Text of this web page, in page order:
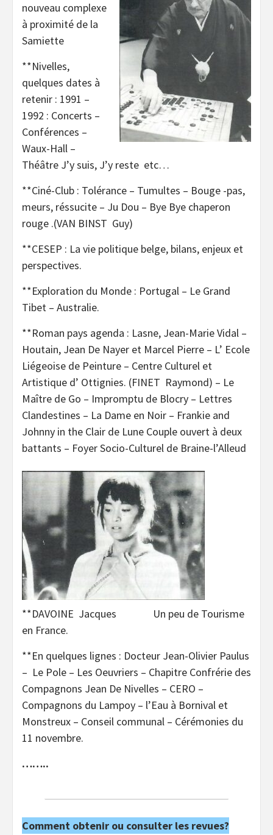
nouveau complexe
à proximité de la
Samiette
**Nivelles,
quelques dates à
retenir : 1991 –
1992 : Concerts –
Conférences –
Waux-Hall –
Théâtre J’y suis, J’y reste etc…
**Ciné-Club : Tolérance – Tumultes – Bouge -pas,
meurs, réssucite – Ju Dou – Bye Bye chaperon
rouge .(VAN BINST Guy)
**CESEP : La vie politique belge, bilans, enjeux et
perspectives.
**Exploration du Monde : Portugal – Le Grand
Tibet – Australie.
**Roman pays agenda : Lasne, Jean-Marie Vidal –
Houtain, Jean De Nayer et Marcel Pierre – L’ Ecole
Liégeoise de Peinture – Centre Culturel et
Artistique d’ Ottignies. (FINET Raymond) – Le
Maître de Go – Impromptu de Blocry – Lettres
Clandestines – La Dame en Noir – Frankie and
Johnny in the Clair de Lune Couple ouvert à deux
battants – Foyer Socio-Culturel de Braine-l’Alleud
**DAVOINE Jacques Un peu de Tourisme
en France.
**En quelques lignes : Docteur Jean-Olivier Paulus
– Le Pole – Les Oeuvriers – Chapitre Confrérie des
Compagnons Jean De Nivelles – CERO –
Compagnons du Lampoy – l’Eau à Bornival et
Monstreux – Conseil communal – Cérémonies du
11 novembre.
……..
Comment obtenir ou consulter les revues?